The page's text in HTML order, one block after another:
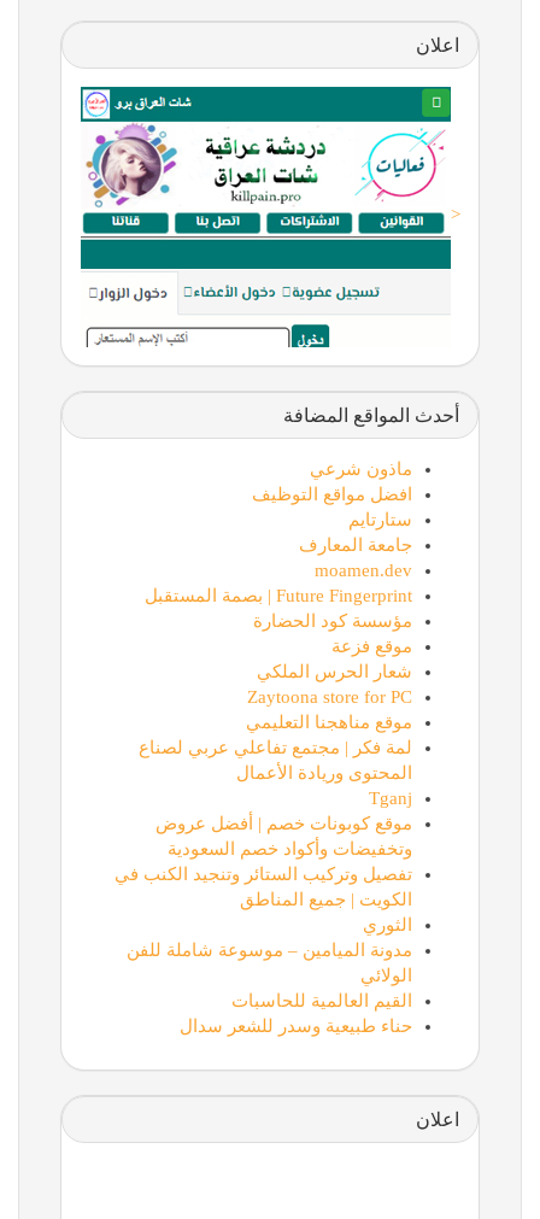
اعلان
<
أحدث المواقع المضافة
ماذون شرعي
افضل مواقع التوظيف
ستارتايم
جامعة المعارف
moamen.dev
Future Fingerprint | بصمة المستقبل
مؤسسة كود الحضارة
موقع فزعة
شعار الحرس الملكي
Zaytoona store for PC
موقع مناهجنا التعليمي
لمة فكر | مجتمع تفاعلي عربي لصناع
المحتوى وريادة الأعمال
Tganj
موقع كوبونات خصم | أفضل عروض
وتخفيضات وأكواد خصم السعودية
تفصيل وتركيب الستائر وتنجيد الكنب في
الكويت | جميع المناطق
الثوري
مدونة الميامين – موسوعة شاملة للفن
الولائي
القيم العالمية للحاسبات
حناء طبيعية وسدر للشعر سدال
اعلان